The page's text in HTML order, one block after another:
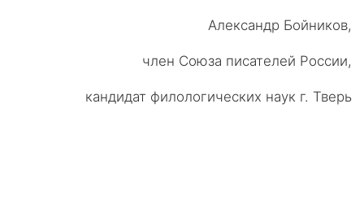
Александр Бойников,
член Союза писателей России,
кандидат филологических наук г. Тверь